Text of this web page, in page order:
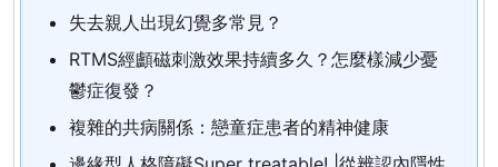
失去親人出現幻覺多常見？
RTMS經顱磁刺激效果持續多久？怎麼樣減少憂
鬱症復發？
複雜的共病關係：戀童症患者的精神健康